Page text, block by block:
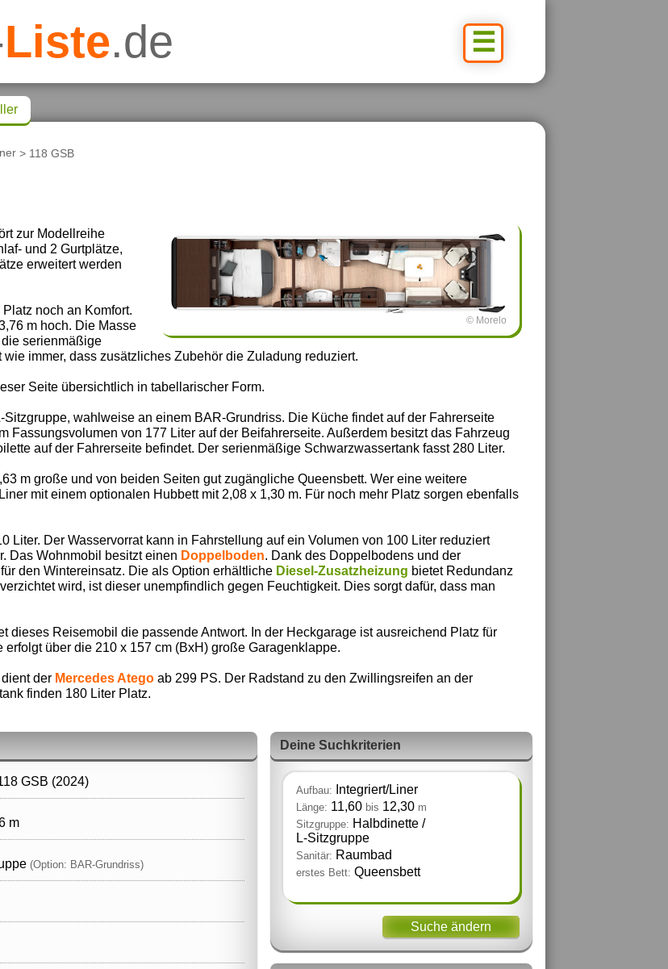
☰
Liste.de
> 118 GSB
© Morelo
zur Modellreihe
und 2 Gurtplätze,
erweitert werden
noch an Komfort.
m hoch. Die Masse
serienmäßige
immer, dass zusätzliches Zubehör die Zuladung reduziert.
Seite übersichtlich in tabellarischer Form.
wahlweise an einem BAR‑Grundriss. Die Küche findet auf der Fahrerseite
Fassungsvolumen von 177 Liter auf der Beifahrerseite. Außerdem besitzt das Fahrzeug
auf der Fahrerseite befindet. Der serienmäßige Schwarzwassertank fasst 280 Liter.
m große und von beiden Seiten gut zugängliche Queensbett. Wer eine weitere
mit einem optionalen Hubbett mit 2,08 x 1,30 m. Für noch mehr Platz sorgen ebenfalls
Liter. Der Wasservorrat kann in Fahrstellung auf ein Volumen von 100 Liter reduziert
Das Wohnmobil besitzt einen Doppelboden. Dank des Doppelbodens und der
den Wintereinsatz. Die als Option erhältliche Diesel-Zusatzheizung bietet Redundanz
wird, ist dieser unempfindlich gegen Feuchtigkeit. Dies sorgt dafür, dass man
dieses Reisemobil die passende Antwort. In der Heckgarage ist ausreichend Platz für
über die 210 x 157 cm (BxH) große Garagenklappe.
der Mercedes Ategoab 299 PS. Der Radstand zu den Zwillingsreifen an der
finden 180 Liter Platz.
GSB (2024)
m
(Option: BAR‑Grundriss)
Deine Suchkriterien
Aufbau: Integriert/Liner
Länge: 11,60 bis 12,30 m
Sitzgruppe: Halbdinette /
L‑Sitzgruppe
Sanitär: Raumbad
erstes Bett: Queensbett
Suche ändern